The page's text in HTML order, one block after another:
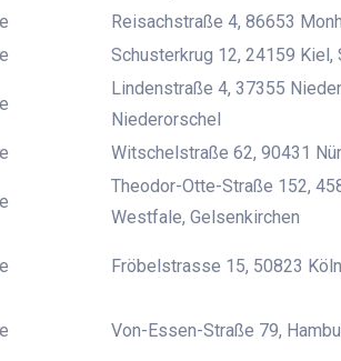
Reisachstraße 4, 86653
Schusterkrug 12, 24159
Lindenstraße 4, 37355
Niederorschel
Witschelstraße 62, 90431
Theodor-Otte-Straße 152,
Westfale, Gelsenkirchen
Fröbelstrasse 15, 50823
Von-Essen-Straße 79,